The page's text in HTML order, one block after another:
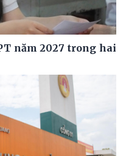
năm 2027 trong hai